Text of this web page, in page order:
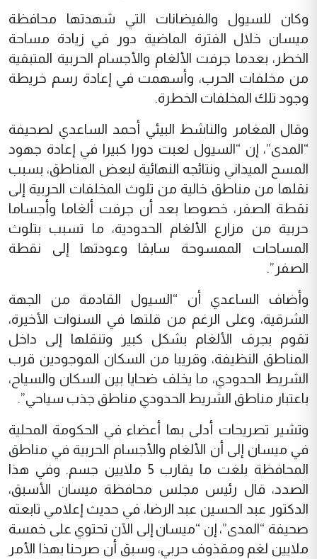
وكان للسيول والفيضانات التي شهدتها محافظة
ميسان خلال الفترة الماضية دور في زيادة مساحة
الخطر، بعدما جرفت الألغام والأجسام الحربية المتبقية
من مخلفات الحرب، وأسهمت في إعادة رسم خريطة
وجود تلك المخلفات الخطرة.
وقال المغامر والناشط البيئي أحمد الساعدي لصحيفة
“المدى”، إن “السيول لعبت دورا كبيرا في إعادة جهود
المسح الميداني ونتائجه النهائية لبعض المناطق، بسبب
نقلها من مناطق خالية من تلوث المخلفات الحربية إلى
نقطة الصفر، خصوصا بعد أن جرفت ألغاما وأجساما
حربية من مزارع الألغام الحدودية، ما تسبب بتلوث
المساحات الممسوحة سابقا وعودتها إلى نقطة
الصفر”.
وأضاف الساعدي أن “السيول القادمة من الجهة
الشرقية، وعلى الرغم من قلتها في السنوات الأخيرة،
تقوم بجرف الألغام بشكل كبير وتنقلها إلى داخل
المناطق النظيفة، وقريبا من السكان الموجودين قرب
الشريط الحدودي، ما يخلف ضحايا بين السكان والسياح،
باعتبار مناطق الشريط الحدودي مناطق جذب سياحي”.
وتشير تصريحات أدلى بها أعضاء في الحكومة المحلية
في ميسان إلى أن الألغام والأجسام الحربية في مناطق
المحافظة بلغت ما يقارب 5 ملايين جسم. وفي هذا
الصدد، قال رئيس مجلس محافظة ميسان الأسبق،
الدكتور عبد الحسين عبد الرضا، في حديث إعلامي تابعته
صحيفة “المدى”، إن “ميسان إلى الآن تحتوي على خمسة
ملايين لغم ومقذوف حربي، وسبق أن صرحنا بهذا الأمر